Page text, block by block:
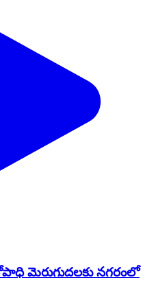
మెరుగుదలకు నగరంలో